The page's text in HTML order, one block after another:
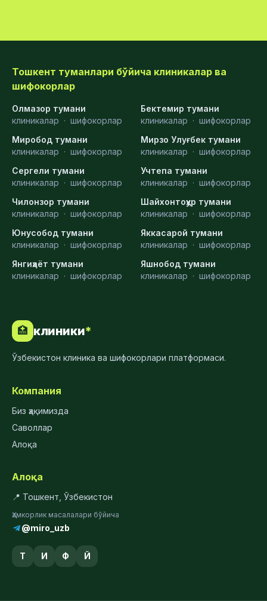
Тошкент туманлари бўйича клиникалар ва
шифокорлар
Олмазор тумани
клиникалар · шифокорлар
Бектемир тумани
клиникалар · шифокорлар
Миробод тумани
клиникалар · шифокорлар
Мирзо Улуғбек тумани
клиникалар · шифокорлар
Сергели тумани
клиникалар · шифокорлар
Учтепа тумани
клиникалар · шифокорлар
Чилонзор тумани
клиникалар · шифокорлар
Шайхонтоҳур тумани
клиникалар · шифокорлар
Юнусобод тумани
клиникалар · шифокорлар
Яккасарой тумани
клиникалар · шифокорлар
Янгиҳаёт тумани
клиникалар · шифокорлар
Яшнобод тумани
клиникалар · шифокорлар
🏥 клиники*
Ўзбекистон клиника ва шифокорлари платформаси.
Компания
Биз ҳақимизда
Саволлар
Алоқа
Алоқа
📍 Тошкент, Ўзбекистон
Ҳамкорлик масалалари бўйича
@miro_uzb
Т И Ф Й